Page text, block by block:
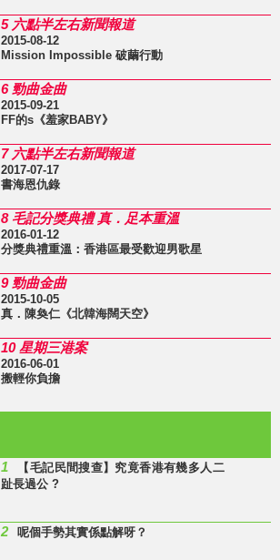
5 六點半左右新聞報道
2015-08-12
Mission Impossible 破繭行動
6 勁曲金曲
2015-09-21
FF的s《羞家BABY》
7 六點半左右新聞報道
2017-07-17
書海恩仇錄
8 毛記分獎典禮 真．足本重溫
2016-01-12
分獎典禮重溫：香港區最受歡迎男歌星
9 勁曲金曲
2015-10-05
真．陳奐仁《北韓海闊天空》
10 星期三港案
2016-06-01
搬輕你負擔
1
【毛記民間搜查】究竟香港有幾多人二
趾長過公 ?
2 呢個手勢其實係點解呀？